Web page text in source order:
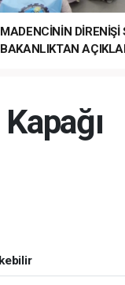
MADENCİNİN DİRENİŞİ
BAKANLIKTAN